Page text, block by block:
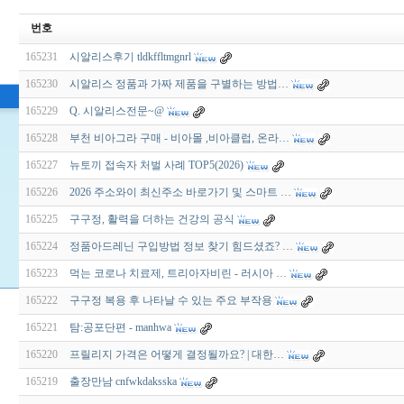
번호
165231 시알리스후기 tldkffltmgnrl
165230 시알리스 정품과 가짜 제품을 구별하는 방법…
165229 Q. 시알리스전문~@
165228 부천 비아그라 구매 - 비아몰 ,비아클럽, 온라…
165227 뉴토끼 접속자 처벌 사례 TOP5(2026)
165226 2026 주소와이 최신주소 바로가기 및 스마트 …
165225 구구정, 활력을 더하는 건강의 공식
165224 정품아드레닌 구입방법 정보 찾기 힘드셨죠? …
165223 먹는 코로나 치료제, 트리아자비린 - 러시아 …
165222 구구정 복용 후 나타날 수 있는 주요 부작용
165221 탐:공포단편 - manhwa
165220 프릴리지 가격은 어떻게 결정될까요? | 대한…
165219 출장만남 cnfwkdaksska